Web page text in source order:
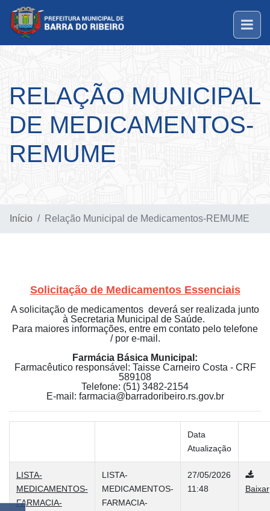
RELAÇÃO MUNICIPAL
DE MEDICAMENTOS-
REMUME
Início Relação Municipal de Medicamentos-REMUME
Solicitação de Medicamentos Essenciais
A solicitação de medicamentos deverá ser realizada junto
à Secretaria Municipal de Saúde.
Para maiores informações, entre em contato pelo telefone
/ por e-mail.
Farmácia Básica Municipal:
Farmacêutico responsável: Taisse Carneiro Costa - CRF
589108
Telefone: (51) 3482-2154
E-mail: farmacia@barradoribeiro.rs.gov.br
Data
Atualização
LISTA-
MEDICAMENTOS-
FARMACIA-
LISTA-
MEDICAMENTOS-
FARMACIA-
27/05/2026
11:48
Baixar